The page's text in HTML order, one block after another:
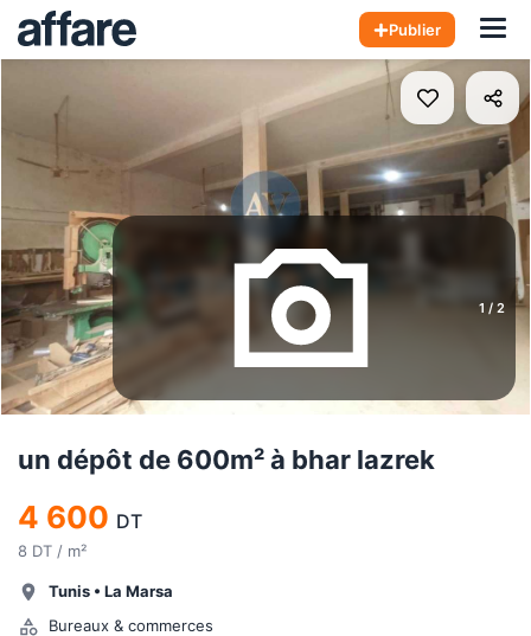
Publier
1 / 2
un dépôt de 600m² à bhar lazrek
4 600 DT
8 DT / m²
Tunis • La Marsa
Bureaux & commerces